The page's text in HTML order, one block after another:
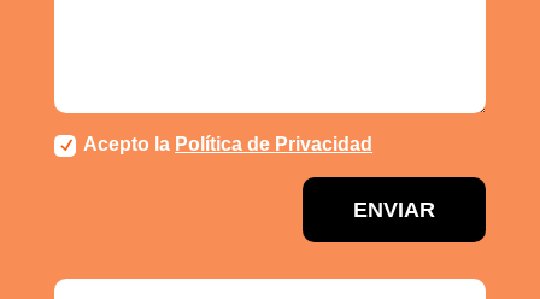
Acepto la Política de Privacidad
ENVIAR